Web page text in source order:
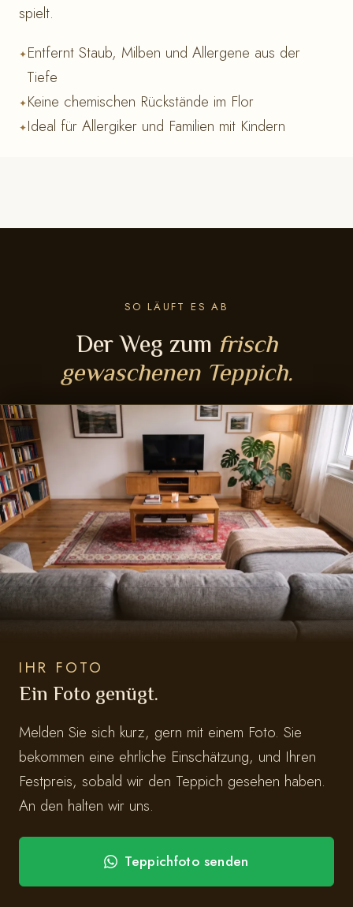
spielt.
Entfernt Staub, Milben und Allergene aus der
Tiefe
Keine chemischen Rückstände im Flor
Ideal für Allergiker und Familien mit Kindern
SO LÄUFT ES AB
Der Weg zum frisch
gewaschenen Teppich.
IHR FOTO
Ein Foto genügt.
Melden Sie sich kurz, gern mit einem Foto. Sie
bekommen eine ehrliche Einschätzung, und Ihren
Festpreis, sobald wir den Teppich gesehen haben.
An den halten wir uns.
Teppichfoto senden